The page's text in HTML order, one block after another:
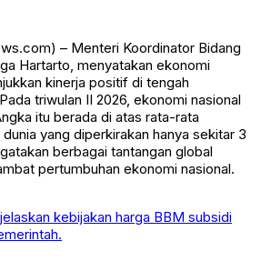
– Menteri Koordinator Bidang
Hartarto, menyatakan ekonomi
kinerja positif di tengah
triwulan II 2026, ekonomi nasional
itu berada di atas rata-rata
yang diperkirakan hanya sekitar 3
berbagai tantangan global
pertumbuhan ekonomi nasional.